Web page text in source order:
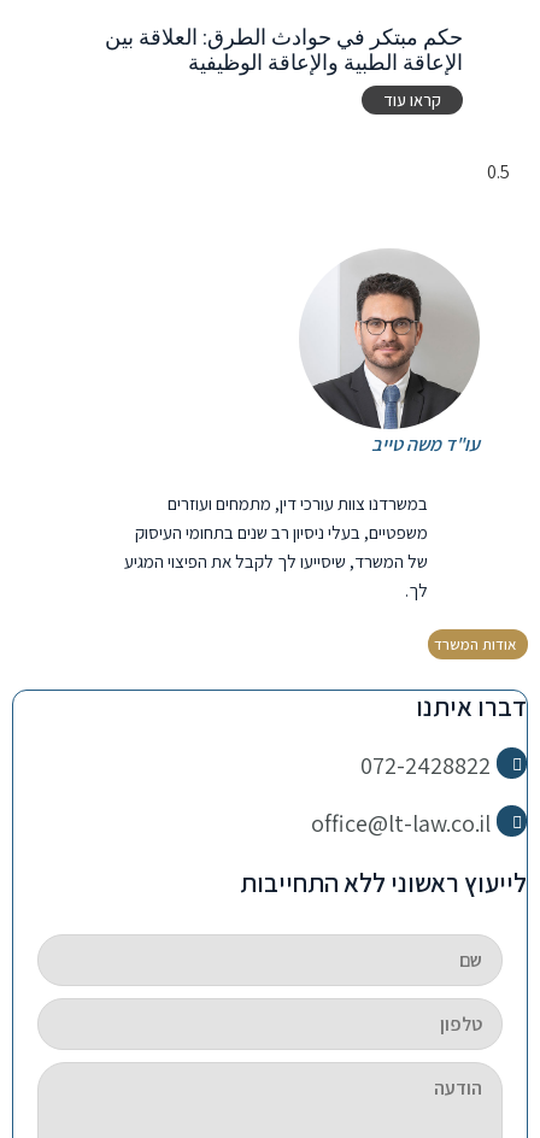
حكم مبتكر في حوادث الطرق: العلاقة بين
الإعاقة الطبية والإعاقة الوظيفية
קראו עוד
עו"ד משה טייב
במשרדנו צוות עורכי דין, מתמחים ועוזרים
משפטיים, בעלי ניסיון רב שנים בתחומי העיסוק
של המשרד, שיסייעו לך לקבל את הפיצוי המגיע
לך.
אודות המשרד
דברו איתנו
072-2428822
office@lt-law.co.il
לייעוץ ראשוני ללא התחייבות